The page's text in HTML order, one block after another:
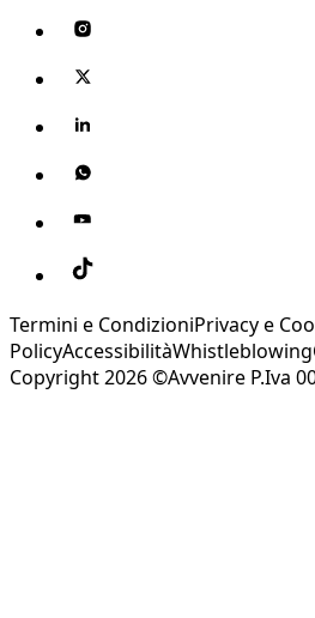
Termini e CondizioniPrivacy e
PolicyAccessibilitàWhistleblowing
Copyright 2026 ©Avvenire P.Iva